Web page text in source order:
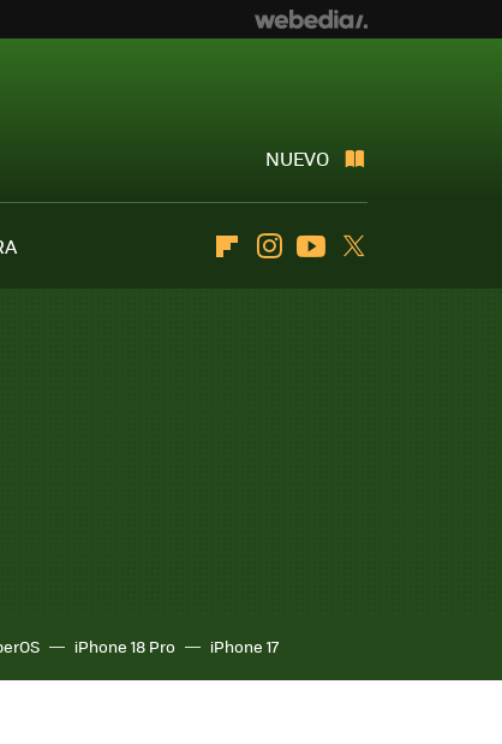
NUEVO
FlipboardInstagramYoutube
iPhone 18 Pro iPhone 17